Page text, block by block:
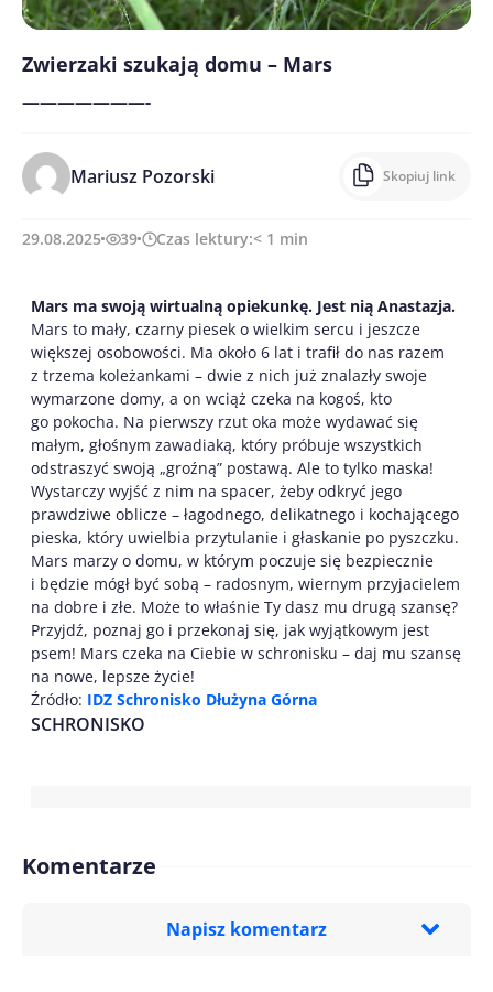
Zwierzaki szukają domu – Mars
———————-
Mariusz Pozorski Skopiuj link
29.08.2025 39 Czas lektury:< 1 min
Mars ma swoją wirtualną opiekunkę. Jest nią Anastazja.
Mars to mały, czarny piesek o wielkim sercu i jeszcze
większej osobowości. Ma około 6 lat i trafił do nas razem
z trzema koleżankami – dwie z nich już znalazły swoje
wymarzone domy, a on wciąż czeka na kogoś, kto
go pokocha. Na pierwszy rzut oka może wydawać się
małym, głośnym zawadiaką, który próbuje wszystkich
odstraszyć swoją „groźną” postawą. Ale to tylko maska!
Wystarczy wyjść z nim na spacer, żeby odkryć jego
prawdziwe oblicze – łagodnego, delikatnego i kochającego
pieska, który uwielbia przytulanie i głaskanie po pyszczku.
Mars marzy o domu, w którym poczuje się bezpiecznie
i będzie mógł być sobą – radosnym, wiernym przyjacielem
na dobre i złe. Może to właśnie Ty dasz mu drugą szansę?
Przyjdź, poznaj go i przekonaj się, jak wyjątkowym jest
psem! Mars czeka na Ciebie w schronisku – daj mu szansę
na nowe, lepsze życie!
Źródło: IDZ Schronisko Dłużyna Górna
SCHRONISKO
Komentarze
Napisz komentarz